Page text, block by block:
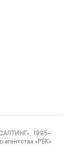
1995–
«РБК»